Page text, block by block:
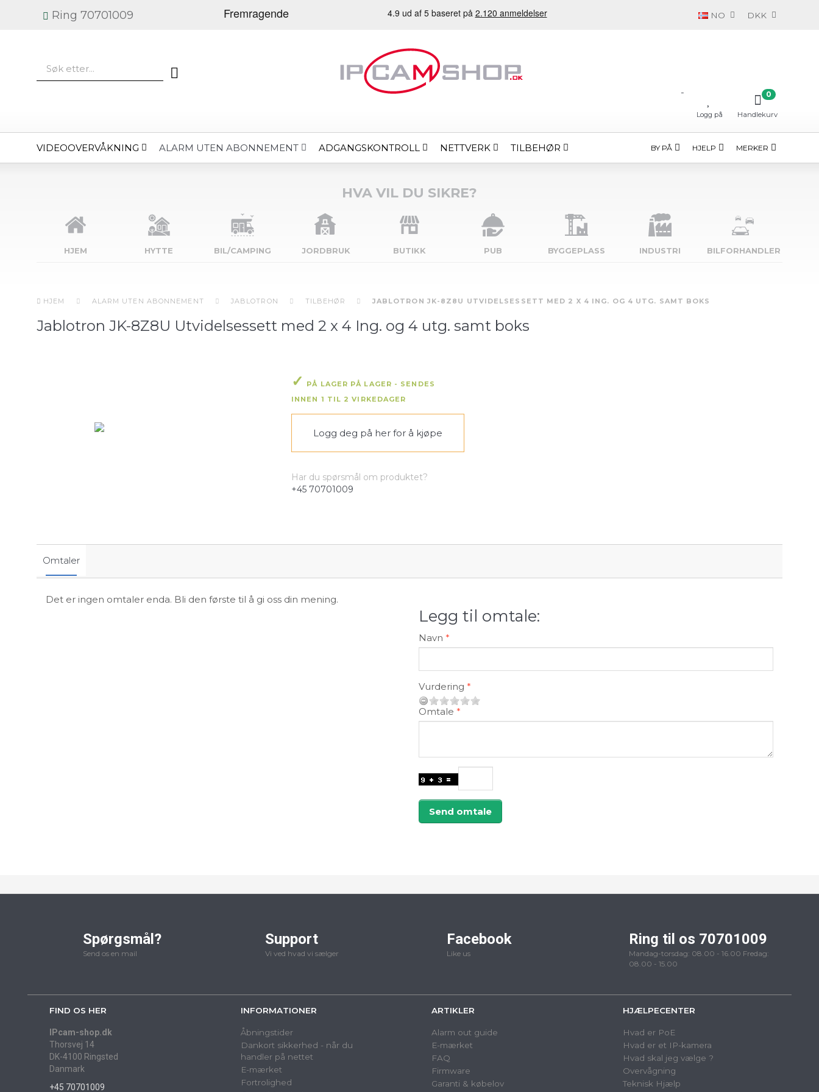
NO DKK
Ring 70701009
-
Logg på Handlekurv
0
VIDEOOVERVÅKNING ALARM UTEN ABONNEMENT ADGANGSKONTROLL NETTVERK TILBEHØR BY PÅ HJELP MERKER
HVA VIL DU SIKRE?
HJEM HYTTE BIL/CAMPING JORDBRUK BUTIKK PUB BYGGE­PLASS INDUSTRI BILFORHANDLER
HJEM ALARM UTEN ABONNEMENT JABLOTRON TILBEHØR JABLOTRON JK-8Z8U UTVIDELSESSETT MED 2 X 4 ING. OG 4 UTG. SAMT BOKS
Jablotron JK-8Z8U Utvidelsessett med 2 x 4 Ing. og 4 utg. samt boks
PÅ LAGER PÅ LAGER - SENDES
INNEN 1 TIL 2 VIRKEDAGER
Logg deg på her for å kjøpe
Har du spørsmål om produktet?
+45 70701009
Omtaler
Det er ingen omtaler enda. Bli den første til å gi oss din mening.
Legg til omtale:
Navn
Vurdering
Omtale
Send omtale
Spørgsmål?
Send os en mail
Support
Vi ved hvad vi sælger
Facebook
Like us
Ring til os 70701009
Mandag-torsdag: 08.00 - 16.00 Fredag:
08.00 - 15.00
FIND OS HER
IPcam-shop.dk
Thorsvej 14
DK-4100 Ringsted
Danmark
+45 70701009
INFORMATIONER
Åbningstider
Dankort sikkerhed - når du
handler på nettet
E-mærket
Fortrolighed
ARTIKLER
Alarm out guide
E-mærket
FAQ
Firmware
Garanti & købelov
HJÆLPECENTER
Hvad er PoE
Hvad er et IP-kamera
Hvad skal jeg vælge ?
Overvågning
Teknisk Hjælp